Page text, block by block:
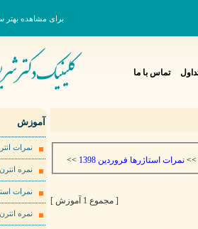
برای مشاهده بهتر
تماس با ما
>> نمرات استاژرها فروردین 1398 >>
[ مجموع 1 آموزش ]
آموزش
نمرات
نمره انترن
نمرات
نمره انترن